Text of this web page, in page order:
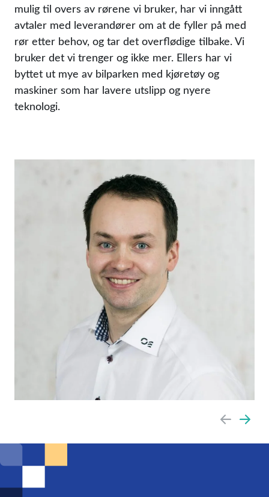
mulig til overs av rørene vi bruker, har vi inngått
avtaler med leverandører om at de fyller på med
rør etter behov, og tar det overflødige tilbake. Vi
bruker det vi trenger og ikke mer. Ellers har vi
byttet ut mye av bilparken med kjøretøy og
maskiner som har lavere utslipp og nyere
teknologi.